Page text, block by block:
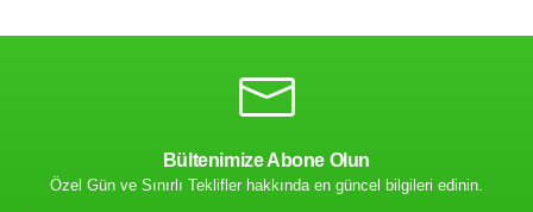
Bültenimize Abone Olun
Özel Gün ve Sınırlı Teklifler hakkında en güncel bilgileri edinin.